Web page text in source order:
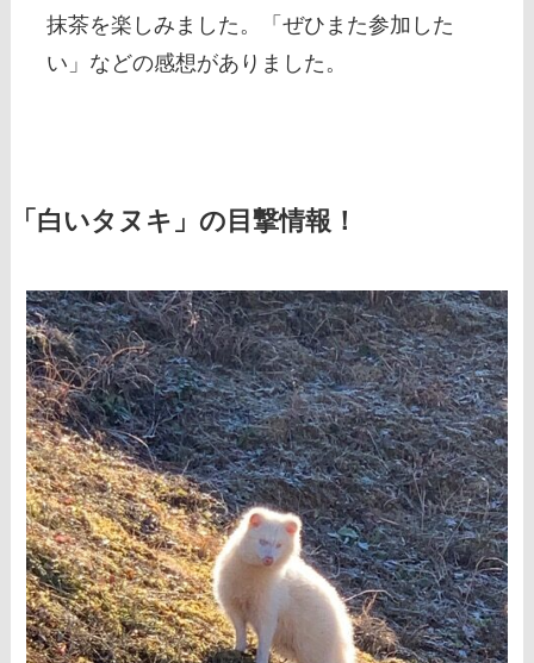
抹茶を楽しみました。「ぜひまた参加した
い」などの感想がありました。
「白いタヌキ」の目撃情報！